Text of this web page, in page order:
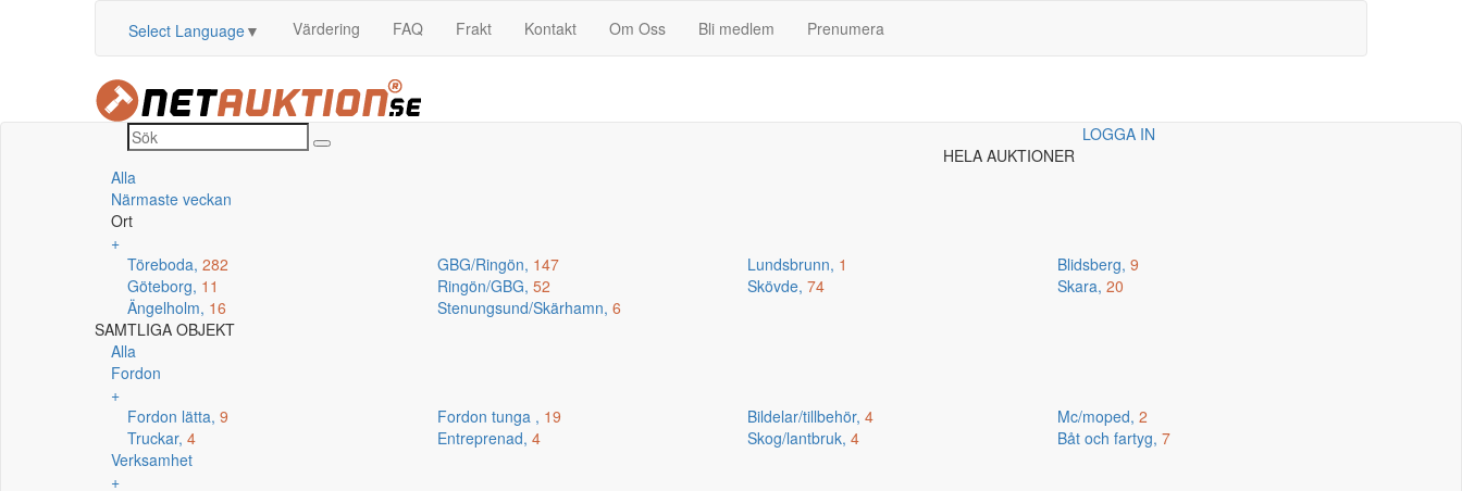
Select Language▼ Värdering FAQ Frakt Kontakt Om Oss Bli medlem Prenumera
LOGGA IN
HELA AUKTIONER
Alla
Närmaste veckan
Ort
+
Töreboda, 282 GBG/Ringön, 147 Lundsbrunn, 1 Blidsberg, 9
Göteborg, 11 Ringön/GBG, 52 Skövde, 74 Skara, 20
Ängelholm, 16 Stenungsund/Skärhamn, 6
SAMTLIGA OBJEKT
Alla
Fordon
+
Fordon lätta, 9 Fordon tunga , 19 Bildelar/tillbehör, 4 Mc/moped, 2
Truckar, 4 Entreprenad, 4 Skog/lantbruk, 4 Båt och fartyg, 7
Verksamhet
+